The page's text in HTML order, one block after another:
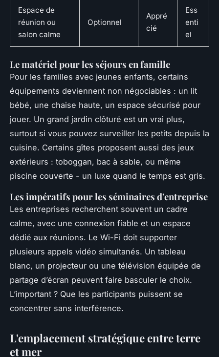
Espace de
réunion ou
salon calme
Optionnel
Appré
cié
Ess
enti
el
Le matériel pour les séjours en famille
Pour les familles avec jeunes enfants, certains
équipements deviennent non négociables : un lit
bébé, une chaise haute, un espace sécurisé pour
jouer. Un grand jardin clôturé est un vrai plus,
surtout si vous pouvez surveiller les petits depuis la
cuisine. Certains gîtes proposent aussi des jeux
extérieurs : toboggan, bac à sable, ou même
piscine couverte - un luxe quand le temps est gris.
Les impératifs pour les séminaires d'entreprise
Les entreprises recherchent souvent un cadre
calme, avec une connexion fiable et un espace
dédié aux réunions. Le Wi-Fi doit supporter
plusieurs appels vidéo simultanés. Un tableau
blanc, un projecteur ou une télévision équipée de
partage d’écran peuvent faire basculer le choix.
L’important ? Que les participants puissent se
concentrer sans interférence.
L'emplacement stratégique entre terre
et mer